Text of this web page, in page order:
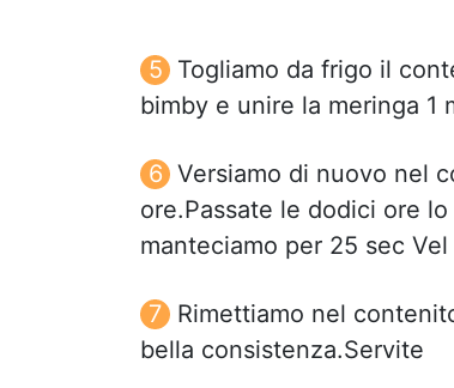
Togliamo da frigo il
bimby e unire la meringa 1
Versiamo di nuovo nel
ore.Passate le dodici ore
manteciamo per 25 sec
Rimettiamo nel
bella consistenza.Servite